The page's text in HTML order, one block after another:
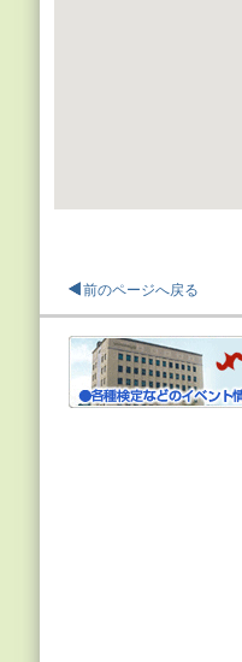
前のページへ戻る